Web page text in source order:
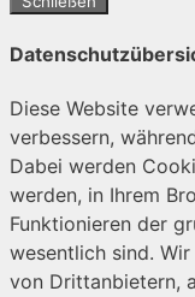
Diese Website
verbessern,
Dabei werden
werden, in Ihrem
Funktionieren der
wesentlich sind.
von Drittanbietern,